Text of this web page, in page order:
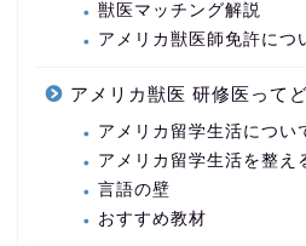
獣医マッチング解説
アメリカ獣医師免許につ
アメリカ獣医 研修医って
アメリカ留学生活につい
アメリカ留学生活を整え
言語の壁
おすすめ教材